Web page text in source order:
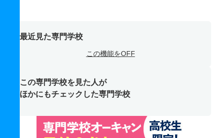
最近見た専門学校
この機能をOFF
この専門学校を見た人が
ほかにもチェックした専門学校